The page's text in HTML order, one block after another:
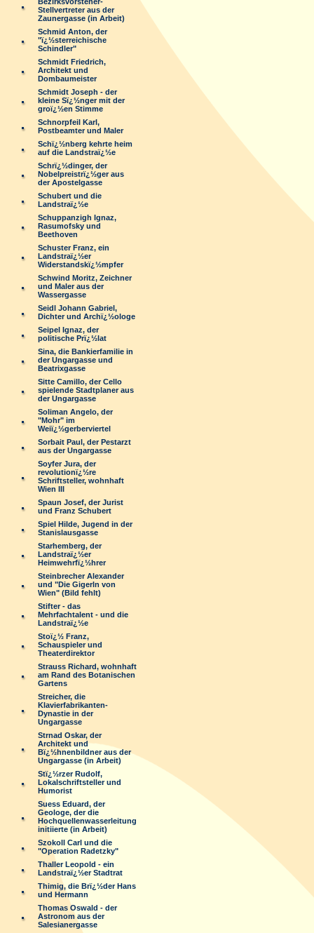
Stellvertreter aus der
Zaunergasse (in Arbeit)
Schmid Anton, der
"ï¿½sterreichische
Schindler"
Schmidt Friedrich,
Architekt und
Dombaumeister
Schmidt Joseph - der
kleine Sï¿½nger mit der
groï¿½en Stimme
Schnorpfeil Karl,
Postbeamter und Maler
Schï¿½nberg kehrte heim
auf die Landstraï¿½e
Schrï¿½dinger, der
Nobelpreistrï¿½ger aus
der Apostelgasse
Schubert und die
Landstraï¿½e
Schuppanzigh Ignaz,
Rasumofsky und
Beethoven
Schuster Franz, ein
Landstraï¿½er
Widerstandskï¿½mpfer
Schwind Moritz, Zeichner
und Maler aus der
Wassergasse
Seidl Johann Gabriel,
Dichter und Archï¿½ologe
Seipel Ignaz, der
politische Prï¿½lat
Sina, die Bankierfamilie in
der Ungargasse und
Beatrixgasse
Sitte Camillo, der Cello
spielende Stadtplaner aus
der Ungargasse
Soliman Angelo, der
"Mohr" im
Weiï¿½gerberviertel
Sorbait Paul, der Pestarzt
aus der Ungargasse
Soyfer Jura, der
revolutionï¿½re
Schriftsteller, wohnhaft
Wien III
Spaun Josef, der Jurist
und Franz Schubert
Spiel Hilde, Jugend in der
Stanislausgasse
Starhemberg, der
Landstraï¿½er
Heimwehrfï¿½hrer
Steinbrecher Alexander
und "Die Gigerln von
Wien" (Bild fehlt)
Stifter - das
Mehrfachtalent - und die
Landstraï¿½e
Stoï¿½ Franz,
Schauspieler und
Theaterdirektor
Strauss Richard, wohnhaft
am Rand des Botanischen
Gartens
Streicher, die
Klavierfabrikanten-
Dynastie in der
Ungargasse
Strnad Oskar, der
Architekt und
Bï¿½hnenbildner aus der
Ungargasse (in Arbeit)
Stï¿½rzer Rudolf,
Lokalschriftsteller und
Humorist
Suess Eduard, der
Geologe, der die
Hochquellenwasserleitung
initiierte (in Arbeit)
Szokoll Carl und die
"Operation Radetzky"
Thaller Leopold - ein
Landstraï¿½er Stadtrat
Thimig, die Brï¿½der Hans
und Hermann
Thomas Oswald - der
Astronom aus der
Salesianergasse